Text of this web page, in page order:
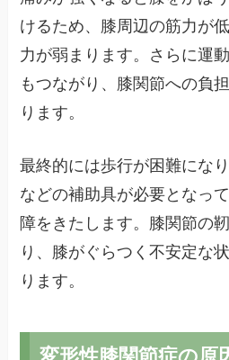
けるため、膝周辺の筋力が
力が弱まります。さらに運
もつながり、膝関節への負
ります。
最終的には歩行が困難にな
などの補助具が必要となっ
障をきたします。膝関節の
り、膝がぐらつく不安定な
ります。